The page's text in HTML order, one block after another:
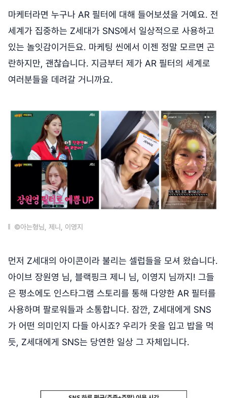
마케터라면 누구나 AR 필터에 대해 들어보셨을 거예요. 전
세계가 집중하는 Z세대가 SNS에서 일상적으로 사용하고
있는 놀잇감이거든요. 마케팅 씬에서 이젠 정말 모르면 곤
란하지만, 괜찮습니다. 지금부터 제가 AR 필터의 세계로
여러분들을 데려갈 거니까요.
©아는형님, 제니, 이영지
먼저 Z세대의 아이콘이라 불리는 셀럽들을 모셔 왔습니다.
아이브 장원영 님, 블랙핑크 제니 님, 이영지 님까지! 그들
은 평소에도 인스타그램 스토리를 통해 다양한 AR 필터를
사용하며 팔로워들과 소통합니다. 잠깐, Z세대에게 SNS
가 어떤 의미인지 다들 아시죠? 우리가 옷을 입고 밥을 먹
듯, Z세대에게 SNS는 당연한 일상 그 자체입니다.